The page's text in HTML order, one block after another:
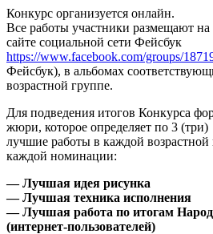
Конкурс организуется онлайн.
Все работы участники размещают на
сайте социальной сети Фейсбук
https://www.facebook.com/groups/
Фейсбук), в альбомах
возрастной группе.
Для подведения итогов Конкурса
жюри, которое определяет по 3 (три)
лучшие работы в каждой
каждой номинации:
— Лучшая идея рисунка
— Лучшая техника исполнения
— Лучшая работа по итогам
(интернет-пользователей)